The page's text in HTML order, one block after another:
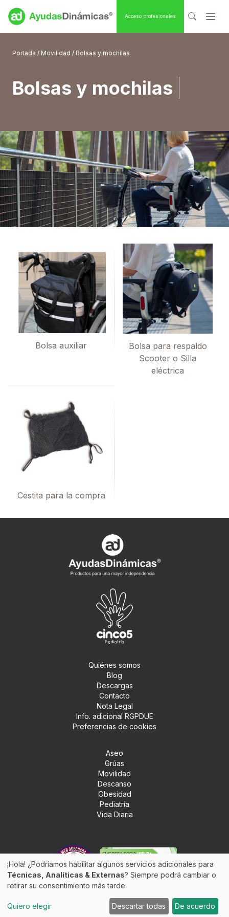
Acceso profesionales
Portada / Movilidad / Bolsas y mochilas
Bolsas y mochilas
Bolsa auxiliar
Bolsa para respaldo
Scooter o Silla
eléctrica
Cestita para la compra
Quiénes somos
Blog
Descargas
Contacto
Nota Legal
Info. adicional RGPDUE
Preferencias de cookies
Aseo
Grúas
Movilidad
Descanso
Obesidad
Pediatría
Vida Diaria
¡Hola! ¿Podríamos habilitar algunos servicios adicionales para
Técnicas, Analíticas & Externas? Siempre podrá cambiar o
retirar su consentimiento más tarde.
Quiero elegir Descartar todas De acuerdo